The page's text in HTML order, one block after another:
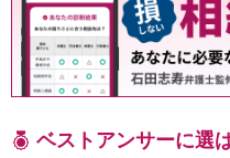
ベストアンサーに選